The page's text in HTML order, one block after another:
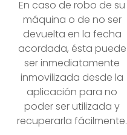
En caso de robo de su
máquina o de no ser
devuelta en la fecha
acordada, ésta puede
ser inmediatamente
inmovilizada desde la
aplicación para no
poder ser utilizada y
recuperarla fácilmente.